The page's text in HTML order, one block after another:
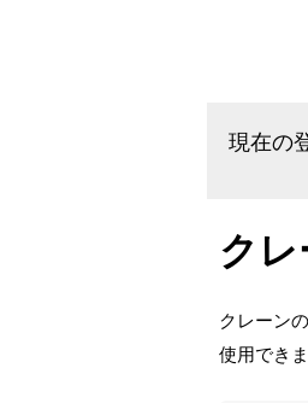
現在の
ク
クレーン
使用でき